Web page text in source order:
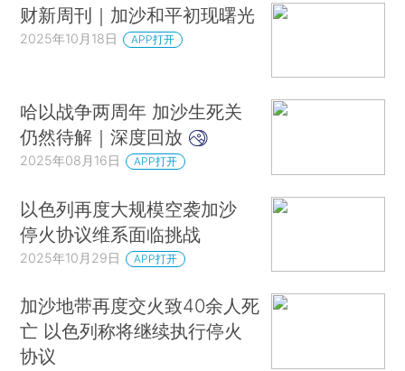
财新周刊｜加沙和平初现曙光
2025年10月18日 APP打开
哈以战争两周年 加沙生死关
仍然待解｜深度回放
2025年08月16日 APP打开
以色列再度大规模空袭加沙
停火协议维系面临挑战
2025年10月29日 APP打开
加沙地带再度交火致40余人死
亡 以色列称将继续执行停火
协议